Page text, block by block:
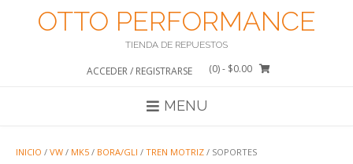
OTTO PERFORMANCE
TIENDA DE REPUESTOS
ACCEDER / REGISTRARSE (0)- $0.00
MENU
INICIO / VW / MK5 / BORA/GLI / TREN MOTRIZ / SOPORTES